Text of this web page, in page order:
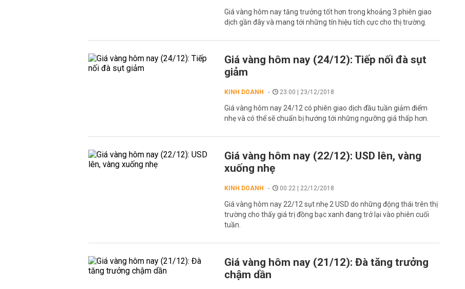
Giá vàng hôm nay tăng trưởng tốt hơn trong khoảng 3 phiên giao
dịch gần đây và mang tới những tín hiệu tích cực cho thị trường.
Giá vàng hôm nay (24/12): Tiếp nối đà sụt
giảm
KINH DOANH 23:00 | 23/12/2018
Giá vàng hôm nay 24/12 có phiên giao dịch đầu tuần giảm điểm
nhẹ và có thể sẽ chuẩn bị hướng tới những ngưỡng giá thấp hơn.
Giá vàng hôm nay (22/12): USD lên, vàng
xuống nhẹ
KINH DOANH 00:22 | 22/12/2018
Giá vàng hôm nay 22/12 sụt nhẹ 2 USD do những động thái trên thị
trường cho thấy giá trị đồng bạc xanh đang trở lại vào phiên cuối
tuần.
Giá vàng hôm nay (21/12): Đà tăng trưởng
chậm dần